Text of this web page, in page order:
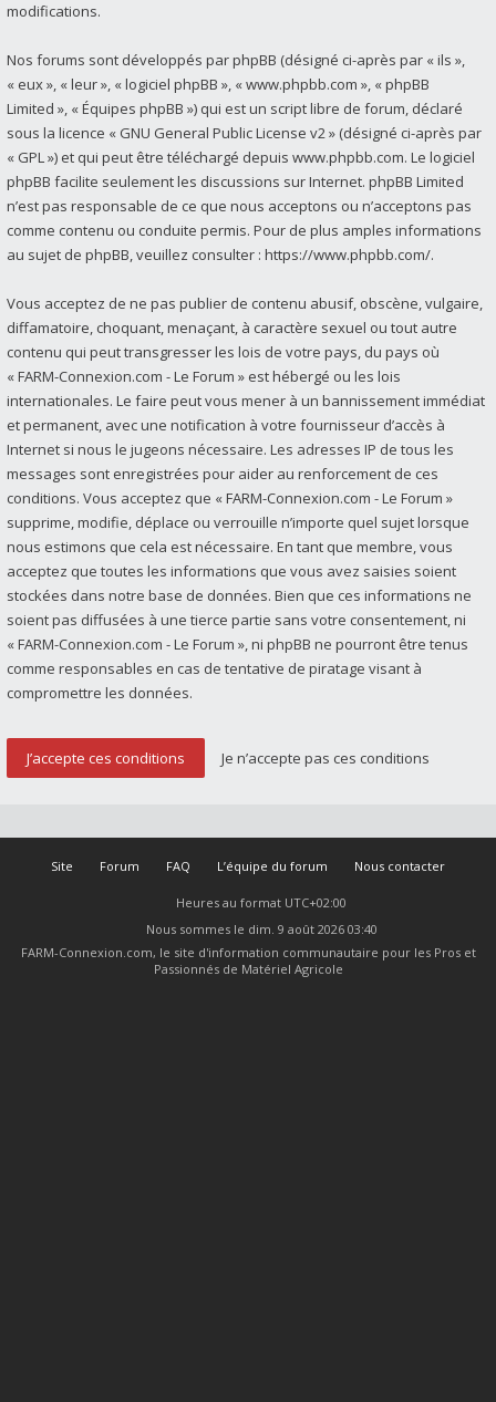
modifications.
Nos forums sont développés par phpBB (désigné ci-après par « ils »,
« eux », « leur », « logiciel phpBB », « www.phpbb.com », « phpBB
Limited », « Équipes phpBB ») qui est un script libre de forum, déclaré
sous la licence « GNU General Public License v2» (désigné ci-après par
« GPL ») et qui peut être téléchargé depuis www.phpbb.com. Le logiciel
phpBB facilite seulement les discussions sur Internet. phpBB Limited
n’est pas responsable de ce que nous acceptons ou n’acceptons pas
comme contenu ou conduite permis. Pour de plus amples informations
au sujet de phpBB, veuillez consulter : https://www.phpbb.com/.
Vous acceptez de ne pas publier de contenu abusif, obscène, vulgaire,
diffamatoire, choquant, menaçant, à caractère sexuel ou tout autre
contenu qui peut transgresser les lois de votre pays, du pays où
« FARM-Connexion.com - Le Forum » est hébergé ou les lois
internationales. Le faire peut vous mener à un bannissement immédiat
et permanent, avec une notification à votre fournisseur d’accès à
Internet si nous le jugeons nécessaire. Les adresses IP de tous les
messages sont enregistrées pour aider au renforcement de ces
conditions. Vous acceptez que « FARM-Connexion.com - Le Forum »
supprime, modifie, déplace ou verrouille n’importe quel sujet lorsque
nous estimons que cela est nécessaire. En tant que membre, vous
acceptez que toutes les informations que vous avez saisies soient
stockées dans notre base de données. Bien que ces informations ne
soient pas diffusées à une tierce partie sans votre consentement, ni
« FARM-Connexion.com - Le Forum », ni phpBB ne pourront être tenus
comme responsables en cas de tentative de piratage visant à
compromettre les données.
Site Forum FAQ L’équipe du forum Nous contacter
Heures au format UTC+02:00
Nous sommes le dim. 9 août 2026 03:40
FARM-Connexion.com, le site d'information communautaire pour les Pros et
Passionnés de Matériel Agricole